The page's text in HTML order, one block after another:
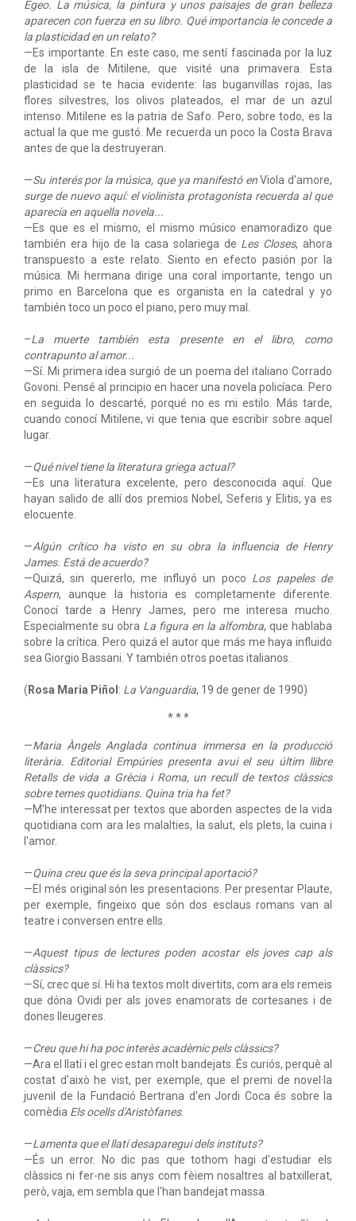
Egeo. La música, la pintura y unos paisajes de gran belleza
aparecen con fuerza en su libro. Qué importancia le concede a
la plasticidad en un relato?
—Es importante. En este caso, me sentí fascinada por la luz
de la isla de Mitilene, que visité una primavera. Esta
plasticidad se te hacia evidente: las buganvillas rojas, las
flores silvestres, los olivos plateados, el mar de un azul
intenso. Mitilene es la patria de Safo. Pero, sobre todo, es la
actual la que me gustó. Me recuerda un poco la Costa Brava
antes de que la destruyeran.
—Su interés por la música, que ya manifestó enViola d'amore,
surge de nuevo aquí: el violinista protagonista recuerda al que
aparecía en aquella novela...
—Es que es el mismo, el mismo músico enamoradizo que
también era hijo de la casa solariega de Les Closes, ahora
transpuesto a este relato. Siento en efecto pasión por la
música. Mi hermana dirige una coral importante, tengo un
primo en Barcelona que es organista en la catedral y yo
también toco un poco el piano, pero muy mal.
–La muerte también esta presente en el libro, como
contrapunto al amor...
—Sí. Mi primera idea surgió de un poema del italiano Corrado
Govoni. Pensé al principio en hacer una novela policíaca. Pero
en seguida lo descarté, porqué no es mi estilo. Más tarde,
cuando conocí Mitilene, vi que tenia que escribir sobre aquel
lugar.
—Qué nivel tiene la literatura griega actual?
—Es una literatura excelente, pero desconocida aquí. Que
hayan salido de allí dos premios Nobel, Seferis y Elitis, ya es
elocuente.
—Algún crítico ha visto en su obra la influencia de Henry
James. Está de acuerdo?
—Quizá, sin quererlo, me influyó un poco Los papeles de
Aspern, aunque la historia es completamente diferente.
Conocí tarde a Henry James, pero me interesa mucho.
Especialmente su obra La figura en la alfombra, que hablaba
sobre la crítica. Pero quizá el autor que más me haya influido
sea Giorgio Bassani. Y también otros poetas italianos.
( Rosa Maria Piñol : La Vanguardia, 19 de gener de 1990)
* * *
—Maria Àngels Anglada continua immersa en la producció
literària. Editorial Empúries presenta avui el seu últim llibre
Retalls de vida a Grècia i Roma, un recull de textos clàssics
sobre temes quotidians. Quina tria ha fet?
—M'he interessat per textos que aborden aspectes de la vida
quotidiana com ara les malalties, la salut, els plets, la cuina i
l'amor.
—Quina creu que és la seva principal aportació?
—El més original són les presentacions. Per presentar Plaute,
per exemple, fingeixo que són dos esclaus romans van al
teatre i conversen entre ells.
—Aquest tipus de lectures poden acostar els joves cap als
clàssics?
—Sí, crec que sí. Hi ha textos molt divertits, com ara els remeis
que dóna Ovidi per als joves enamorats de cortesanes i de
dones lleugeres.
—Creu que hi ha poc interès acadèmic pels clàssics?
—Ara el llatí i el grec estan molt bandejats. És curiós, perquè al
costat d'això he vist, per exemple, que el premi de novel·la
juvenil de la Fundació Bertrana d'en Jordi Coca és sobre la
comèdia Els ocells d'Aristòfanes.
—Lamenta que el llatí desaparegui dels instituts?
—És un error. No dic pas que tothom hagi d'estudiar els
clàssics ni fer-ne sis anys com fèiem nosaltres al batxillerat,
però, vaja, em sembla que l'han bandejat massa.